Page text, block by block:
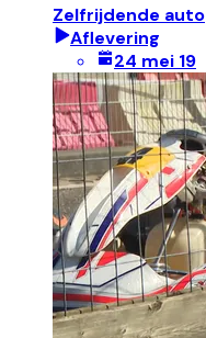
Zelfrijdende auto
Aflevering
24 mei 19